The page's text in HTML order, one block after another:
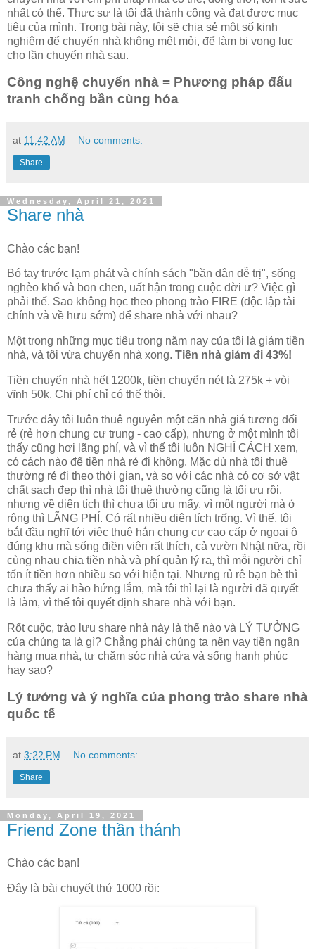
nhất có thể. Thực sự là tôi đã thành công và đạt được mục
tiêu của mình. Trong bài này, tôi sẽ chia sẻ một số kinh
nghiệm để chuyển nhà không mệt mỏi, để làm bị vong lục
cho lần chuyển nhà sau.
Công nghệ chuyển nhà = Phương pháp đấu
tranh chống bần cùng hóa
at 11:42 AM No comments:
Share
Wednesday, April 21, 2021
Share nhà
Chào các bạn!
Bó tay trước lạm phát và chính sách "bần dân dễ trị", sống
nghèo khổ và bon chen, uất hận trong cuộc đời ư? Việc gì
phải thế. Sao không học theo phong trào FIRE (độc lập tài
chính và về hưu sớm) để share nhà với nhau?
Một trong những mục tiêu trong năm nay của tôi là giảm tiền
nhà, và tôi vừa chuyển nhà xong. Tiền nhà giảm đi 43%!
Tiền chuyển nhà hết 1200k, tiền chuyển nét là 275k + vòi
vĩnh 50k. Chi phí chỉ có thế thôi.
Trước đây tôi luôn thuê nguyên một căn nhà giá tương đối
rẻ (rẻ hơn chung cư trung - cao cấp), nhưng ở một mình tôi
thấy cũng hơi lãng phí, và vì thế tôi luôn NGHĨ CÁCH xem,
có cách nào để tiền nhà rẻ đi không. Mặc dù nhà tôi thuê
thường rẻ đi theo thời gian, và so với các nhà có cơ sở vật
chất sạch đẹp thì nhà tôi thuê thường cũng là tối ưu rồi,
nhưng về diện tích thì chưa tối ưu mấy, vì một người mà ở
rộng thì LÃNG PHÍ. Có rất nhiều diện tích trống. Vì thế, tôi
bắt đầu nghĩ tới việc thuê hẳn chung cư cao cấp ở ngoại ô
đúng khu mà sống điền viên rất thích, cả vườn Nhật nữa, rồi
cùng nhau chia tiền nhà và phí quản lý ra, thì mỗi người chỉ
tốn ít tiền hơn nhiều so với hiện tại. Nhưng rủ rê bạn bè thì
chưa thấy ai hào hứng lắm, mà tôi thì lại là người đã quyết
là làm, vì thế tôi quyết định share nhà với bạn.
Rốt cuộc, trào lưu share nhà này là thế nào và LÝ TƯỞNG
của chúng ta là gì? Chẳng phải chúng ta nên vay tiền ngân
hàng mua nhà, tự chăm sóc nhà cửa và sống hạnh phúc
hay sao?
Lý tưởng và ý nghĩa của phong trào share nhà
quốc tế
at 3:22 PM No comments:
Share
Monday, April 19, 2021
Friend Zone thần thánh
Chào các bạn!
Đây là bài chuyết thứ 1000 rồi: